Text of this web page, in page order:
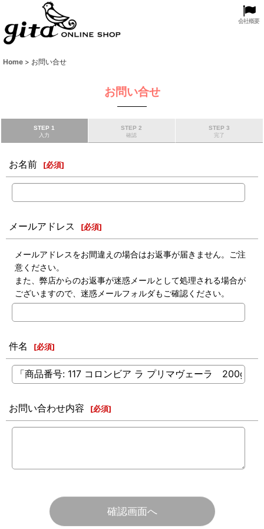
会社概要
Home > お問い合せ
お問い合せ
STEP 1
入力
STEP 2
確認
STEP 3
完了
お名前 [必須]
メールアドレス [必須]
メールアドレスをお間違えの場合はお返事が届きません。ご注
意ください。
また、弊店からのお返事が迷惑メールとして処理される場合が
ございますので、迷惑メールフォルダもご確認ください。
件名 [必須]
お問い合わせ内容 [必須]
確認画面へ